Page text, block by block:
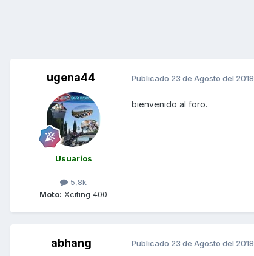
ugena44
Usuarios
5,8k
Moto: Xciting 400
Publicado 23 de Agosto del 2018
bienvenido al foro.
abhang Publicado 23 de Agosto del 2018